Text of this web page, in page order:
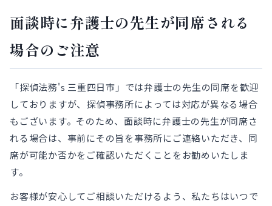
面談時に弁護士の先生が同席される
場合のご注意
「探偵法務's 三重四日市」では弁護士の先生の同席を歓迎
しておりますが、探偵事務所によっては対応が異なる場合
もございます。そのため、面談時に弁護士の先生が同席さ
れる場合は、事前にその旨を事務所にご連絡いただき、同
席が可能か否かをご確認いただくことをお勧めいたしま
す。
お客様が安心してご相談いただけるよう、私たちはいつで